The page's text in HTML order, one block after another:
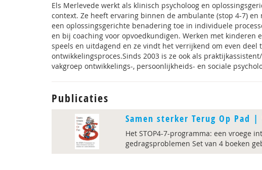
Els Merlevede werkt als klinisch psycholoog en
context. Ze heeft ervaring binnen de ambulante (stop 4-7)
een oplossingsgerichte benadering toe in individuele
en bij coaching voor opvoedkundigen. Werken met kinderen
speels en uitdagend en ze vindt het verrijkend om even deel
ontwikkelingsproces.Sinds 2003 is ze ook als
vakgroep ontwikkelings-, persoonlijkheids- en sociale
Publicaties
Samen sterker Terug Op Pad |
Het STOP4-7-programma: een vroege
gedragsproblemen Set van 4 boeken